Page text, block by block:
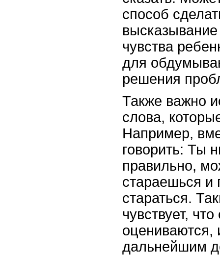
способ
высказывание
чувства
для
решения
Также важно
слова,
Например,
говорить: Ты
правильно,
стараешься и
стараться.
чувствует,
оцениваются,
дальнейшим